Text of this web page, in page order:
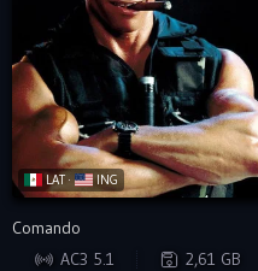
LAT · ING
BRRIP
Comando
AC3 5.1
2,61 GB